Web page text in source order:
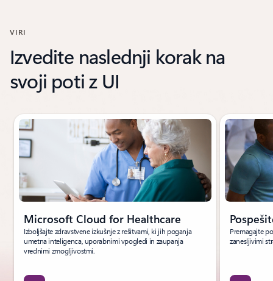
VIRI
Izvedite naslednji korak na
svoji poti z UI
Prikazan diapozitiv 1 od 3
Microsoft Cloud for Healthcare
Izboljšajte zdravstvene izkušnje z rešitvami, ki jih poganja
umetna inteligenca, uporabnimi vpogledi in zaupanja
vrednimi zmogljivostmi.
Premagajte
zanesljivimi